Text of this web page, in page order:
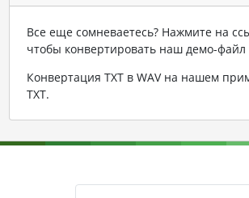
Все еще сомневаетесь? Нажмите на
чтобы конвертировать наш демо-файл
Конвертация TXT в WAV на нашем
TXT.